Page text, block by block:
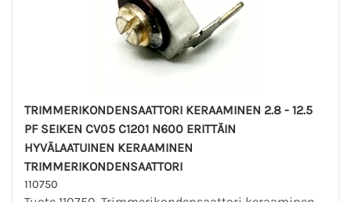
TRIMMERIKONDENSAATTORI KERAAMINEN 2.8 - 12.5
PF SEIKEN CV05 C1201 N600 ERITTÄIN
HYVÄLAATUINEN KERAAMINEN
TRIMMERIKONDENSAATTORI
110750